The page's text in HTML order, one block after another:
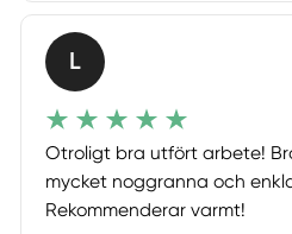
L
Otroligt bra utfört arbete!
mycket noggranna och
Rekommenderar varmt!